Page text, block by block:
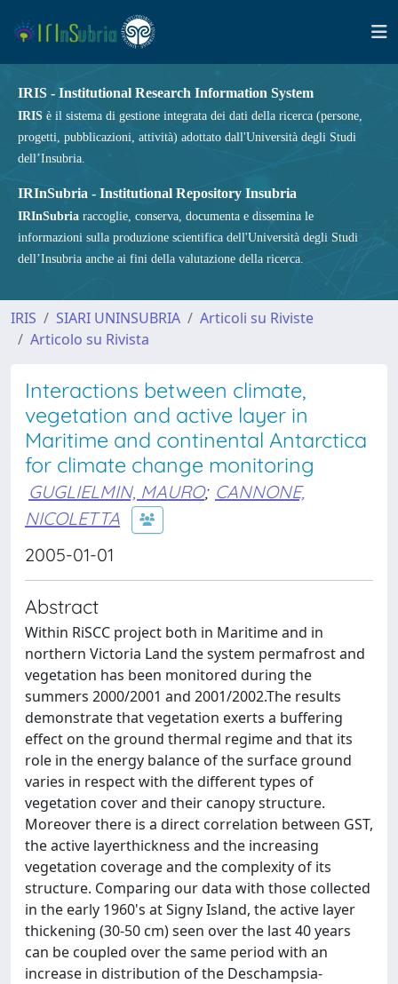
IRIS - Institutional Research Information System
IRIS è il sistema di gestione integrata dei dati della ricerca (persone,
progetti, pubblicazioni, attività) adottato dall'Università degli Studi
dell’Insubria.
IRInSubria - Institutional Repository Insubria
IRInSubria raccoglie, conserva, documenta e dissemina le
informazioni sulla produzione scientifica dell'Università degli Studi
dell’Insubria anche ai fini della valutazione della ricerca.
IRIS SIARI UNINSUBRIA
Articoli su Riviste
Articolo su Rivista
Interactions between climate,
vegetation and active layer in
Maritime and continental Antarctica
for climate change monitoring
GUGLIELMIN, MAURO; CANNONE,
NICOLETTA
2005-01-01
Abstract
Within RiSCC project both in Maritime and in
northern Victoria Land the system permafrost and
vegetation has been monitored during the
summers 2000/2001 and 2001/2002.The results
demonstrate that vegetation exerts a buffering
effect on the ground thermal regime and that its
role in the energy balance of the surface ground
varies in respect with the different types of
vegetation cover and their canopy structure.
Moreover there is a direct correlation between GST,
the active layerthickness and the increasing
vegetation coverage and the complexity of its
structure. Comparing our data with those collected
in the early 1960's at Signy Island, the active layer
thickening (30-50 cm) seen over the last 40 years
can be coupled over the same period with an
increase in distribution of the Deschampsia-